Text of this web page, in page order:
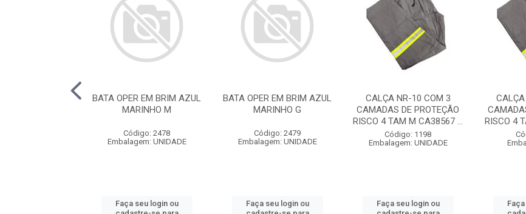
BATA OPER EM BRIM AZUL
MARINHO M
Código: 2478
Embalagem: UNIDADE
Faça seu login ou
BATA OPER EM BRIM AZUL
MARINHO G
Código: 2479
Embalagem: UNIDADE
Faça seu login ou
CALÇA NR-10 COM 3
CAMADAS DE PROTEÇÃO
RISCO 4 TAM M CA38567 ...
Código: 1198
Embalagem: UNIDADE
Faça seu login ou
RISCO 4